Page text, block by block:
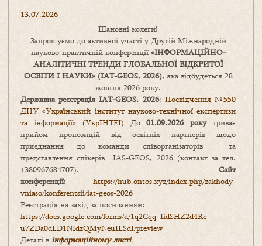
13.07.2026
Шановні колеги!
Запрошуємо до активної участі у Другій Міжнародній
науково-практичній конференції «ІНФОРМАЦІЙНО-
АНАЛІТИЧНІ ТРЕНДИ ГЛОБАЛЬНОЇ ВІДКРИТОЇ
ОСВІТИ І НАУКИ» (IAT-GEOS, 2026),яка відбудеться 28
жовтня 2026 року.
Державна реєстрація IAT-GEOS, 2026: Посвідчення №550
ДНУ «Український інститут науково-технічної експертизи
та інформації» (УкрІНТЕІ) До01.09.2026 рокутриває
прийом пропозицій від освітніх партнерів щодо
приєднання до команди співорганізаторів та
представлення спікерів IAS-GEOS, 2026 (контакт за тел.
+380967684707). Сайт
конференції: https://hub.ontos.xyz/index.php/zakhody-
vniaso/konferentsii/iat-geos-2026
Реєстрація на захід за посиланням:
https://docs.google.com/forms/d/1q2Cqq_IidSHZ2d4Rc_
u7ZDa0dLD1NIdzQMyNeuILSdI/preview
Деталі в інформаційному листі.